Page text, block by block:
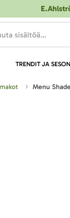
TRENDIT JA
Menu